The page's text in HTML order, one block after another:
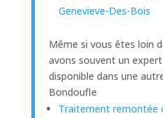
Genevieve-Des-Bois
Même si vous êtes loin
avons souvent un
disponible dans une
Bondoufle
Traitement remontée